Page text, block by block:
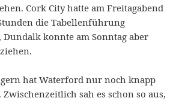
Cork City hatte am Freitagabend
die Tabellenführung
konnte am Sonntag aber
hat Waterford nur noch knapp
Zwischenzeitlich sah es schon so aus,